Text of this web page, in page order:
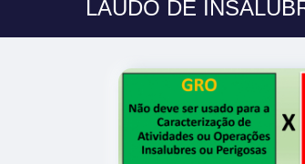
LAUDO DE